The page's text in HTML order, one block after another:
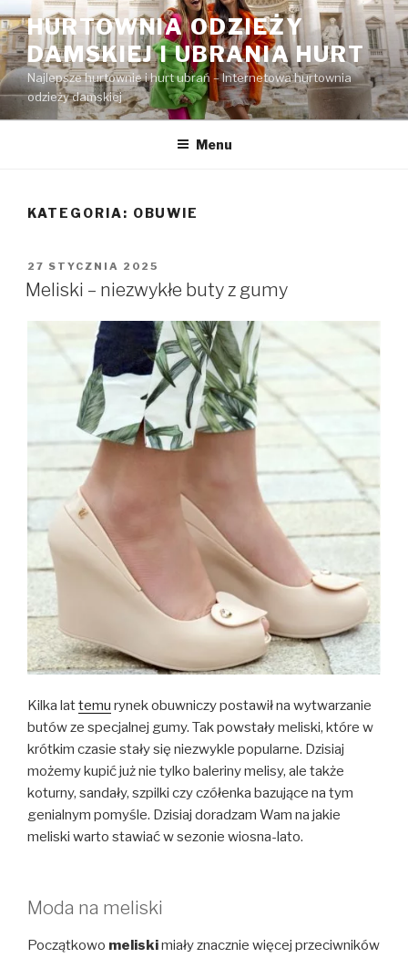
Przejdź
do
treści
HURTOWNIA ODZIEŻY
DAMSKIEJ I UBRANIA HURT
Najlepsze hurtownie i hurt ubrań – Internetowa hurtownia
odzieży damskiej
Menu
KATEGORIA: OBUWIE
OPUBLIKOWANE
W
27 STYCZNIA 2025
Meliski – niezwykłe buty z gumy
Kilka lattemu rynek obuwniczy postawił na wytwarzanie
butów ze specjalnej gumy. Tak powstały meliski, które w
krótkim czasie stały się niezwykle popularne. Dzisiaj
możemy kupić już nie tylko baleriny melisy, ale także
koturny, sandały, szpilki czy czółenka bazujące na tym
genialnym pomyśle. Dzisiaj doradzam Wam na jakie
meliski warto stawiać w sezonie wiosna-lato.
Moda na meliski
Początkowo meliskimiały znacznie więcej przeciwników